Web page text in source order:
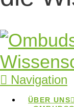
Navigation
ÜBER UNS
ENRIO